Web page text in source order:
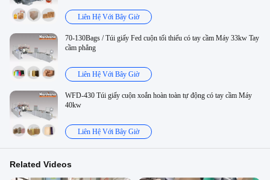
Liên Hệ Với Bây Giờ
70-130Bags / Túi giấy Fed cuộn tối thiểu có tay cầm Máy 33kw Tay
cầm phẳng
Liên Hệ Với Bây Giờ
WFD-430 Túi giấy cuộn xoắn hoàn toàn tự động có tay cầm Máy
40kw
Liên Hệ Với Bây Giờ
Related Videos